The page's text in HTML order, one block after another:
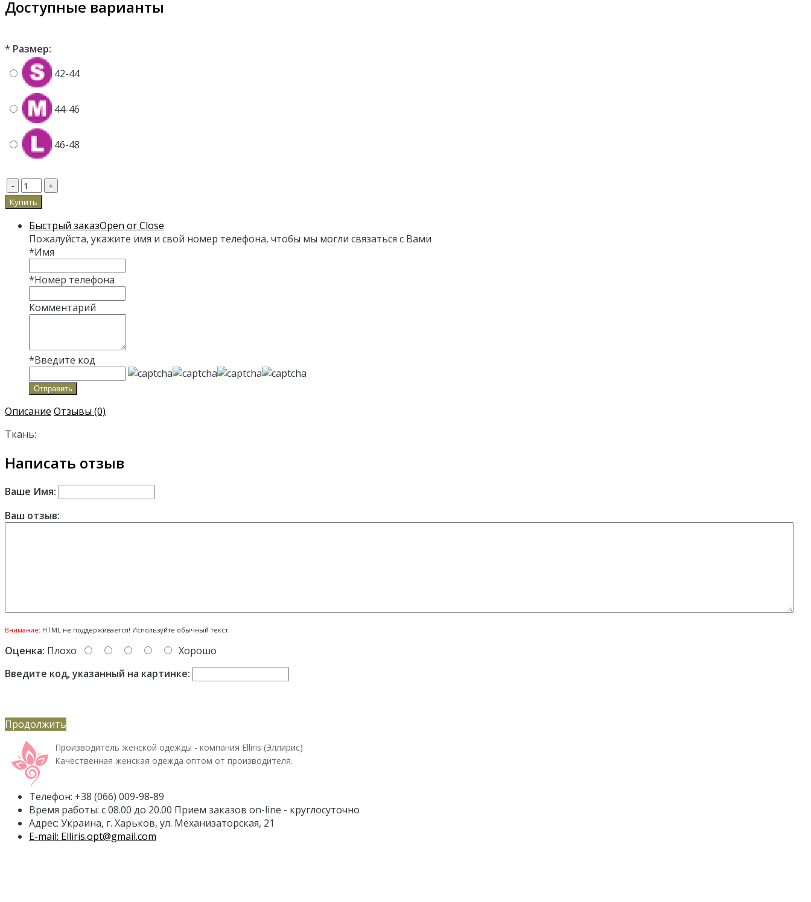
Доступные варианты
* Размер:
42-44
44-46
46-48
Быстрый заказOpen or Close
Пожалуйста, укажите имя и свой номер телефона, чтобы мы могли связаться с Вами
*Имя
*Номер телефона
Комментарий
*Введите код
Отправить
Описание Отзывы (0)
Ткань:
Написать отзыв
Ваше Имя:
Ваш отзыв:
Внимание: HTML не поддерживается! Используйте обычный текст.
Оценка: Плохо
Хорошо
Введите код, указанный на картинке:
Продолжить
Производитель женской одежды - компания Elliris (Эллирис)
Качественная женская одежда оптом от производителя.
Телефон: +38 (066) 009-98-89
Время работы: с 08.00 до 20.00 Прием заказов on-line - круглосуточно
Адрес: Украина, г. Харьков, ул. Механизаторская, 21
E-mail: Elliris.opt@gmail.com